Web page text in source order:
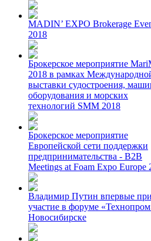
MADIN’ EXPO Brokerage
2018
Брокерское мероприятие
2018 в рамках
выставки судостроения,
оборудования и морских
технологий SMM 2018
Брокерское мероприятие
Европейской сети поддержки
предпринимательства - B2B
Meetings at Foam Expo Europe
Владимир Путин впервые
участие в форуме
Новосибирске